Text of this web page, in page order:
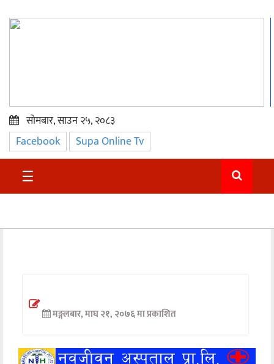
प्रमुख
समाचार
सुदुर
अन्तर्वार्ता
खेलकुद
सोमबार, साउन २५, २०८३
Facebook Supa Online Tv
☰
मङ्गलबार, माघ २१, २०७६ मा प्रकाशित